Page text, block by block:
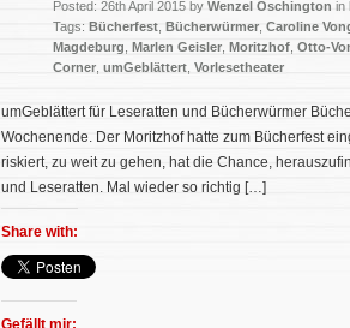
Posted: 26th April 2015 by Wenzel Oschington in
Tags: Bücherfest Bücherwürmer Caroline
Magdeburg Marlen Geisler Moritzhof Otto-
Corner umGeblättert Vorlesetheater
umGeblättert für Leseratten und Bücherwürmer
Wochenende. Der Moritzhof hatte zum Bücherfest
riskiert, zu weit zu gehen, hat die Chance,
und Leseratten. Mal wieder so richtig […]
Share with:
Gefällt mir: